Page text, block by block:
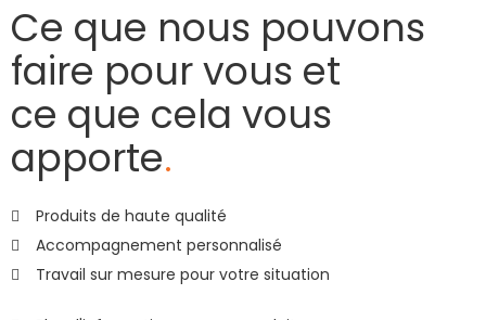
Ce que nous pouvons
faire pour vous et
ce que cela vous
apporte.
Produits de haute qualité
Accompagnement personnalisé
Travail sur mesure pour votre situation